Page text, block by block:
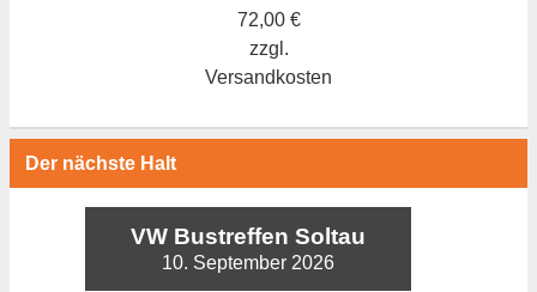
72,00 €
zzgl.
Versandkosten
Der nächste Halt
VW Bustreffen Soltau
10. September 2026